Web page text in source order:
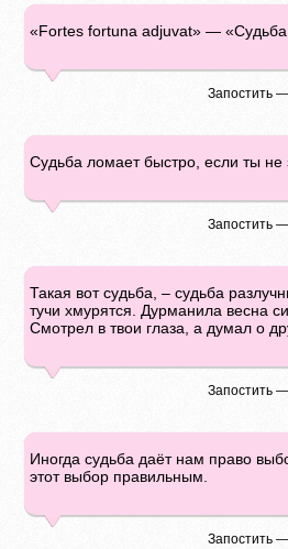
«Fortes fortuna adjuvat» —
Запостить —
Судьба ломает быстро, если ты
Запостить —
Такая вот судьба, – судьба
тучи хмурятся. Дурманила весна
Смотрел в твои глаза, а думал о
Запостить —
Иногда судьба даёт нам право
этот выбор правильным.
Запостить —